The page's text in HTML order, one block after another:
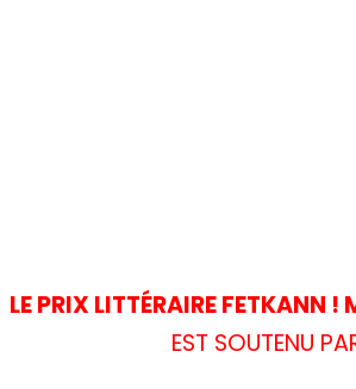
LE PRIX LITTÉRAIRE FETKANN !
EST SOUTENU